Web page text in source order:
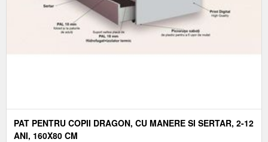
PAT PENTRU COPII DRAGON, CU MANERE SI SERTAR, 2-12
ANI, 160X80 CM